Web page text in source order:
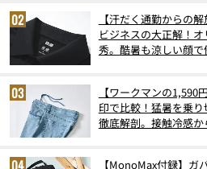
【汗だく通勤からの
ビジネスの大正解！
秀。酷暑も涼しい顔
【ワークマンの1,590
印で比較！猛暑を乗
徹底解剖。接触冷感
【MonoMax付録】ガ